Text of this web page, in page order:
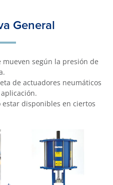
General
según la presión de
de actuadores neumáticos
disponibles en ciertos